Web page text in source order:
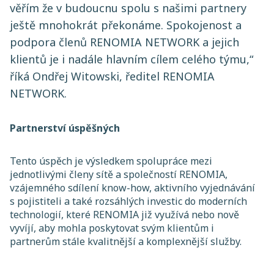
věřím že v budoucnu spolu s našimi partnery
ještě mnohokrát překonáme. Spokojenost a
podpora členů RENOMIA NETWORK a jejich
klientů je i nadále hlavním cílem celého týmu,“
říká Ondřej Witowski, ředitel RENOMIA
NETWORK.
Partnerství úspěšných
Tento úspěch je výsledkem spolupráce mezi
jednotlivými členy sítě a společností RENOMIA,
vzájemného sdílení know-how, aktivního vyjednávání
s pojistiteli a také rozsáhlých investic do moderních
technologií, které RENOMIA již využívá nebo nově
vyvíjí, aby mohla poskytovat svým klientům i
partnerům stále kvalitnější a komplexnější služby.